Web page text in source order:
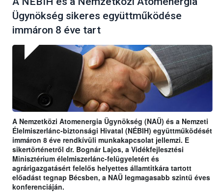
Ügynökség sikeres együttműködése
immáron 8 éve tart
A Nemzetközi Atomenergia Ügynökség (NAÜ) és a Nemzeti
Élelmiszerlánc-biztonsági Hivatal (NÉBIH) együttműködését
immáron 8 éve rendkívüli munkakapcsolat jellemzi. E
sikertörténetről dr. Bognár Lajos, a Vidékfejlesztési
Minisztérium élelmiszerlánc-felügyeletért és
agrárigazgatásért felelős helyettes államtitkára tartott
előadást tegnap Bécsben, a NAÜ legmagasabb szintű éves
konferenciáján.